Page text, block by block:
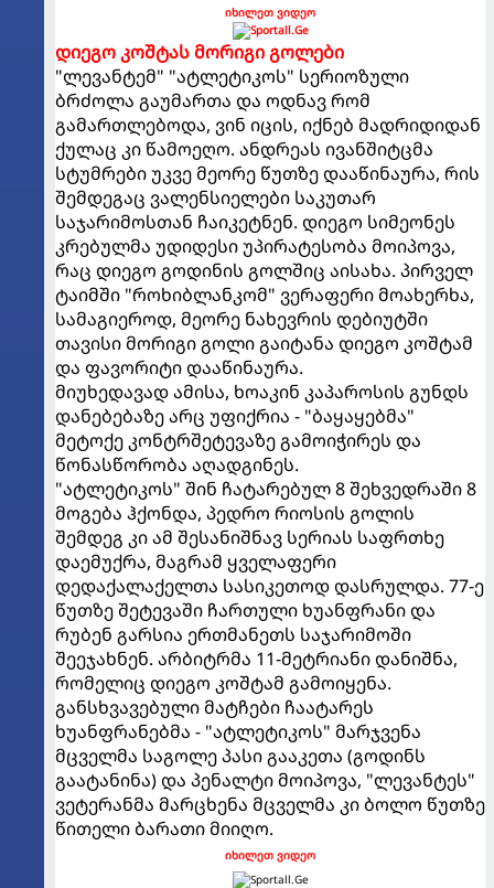
იხილეთ ვიდეო
დიეგო კოშტას მორიგი გოლები
"ლევანტემ" "ატლეტიკოს" სერიოზული
ბრძოლა გაუმართა და ოდნავ რომ
გამართლებოდა, ვინ იცის, იქნებ მადრიდიდან
ქულაც კი წამოეღო. ანდრეას ივანშიტცმა
სტუმრები უკვე მეორე წუთზე დააწინაურა, რის
შემდეგაც ვალენსიელები საკუთარ
საჯარიმოსთან ჩაიკეტნენ. დიეგო სიმეონეს
კრებულმა უდიდესი უპირატესობა მოიპოვა,
რაც დიეგო გოდინის გოლშიც აისახა. პირველ
ტაიმში "როხიბლანკომ" ვერაფერი მოახერხა,
სამაგიეროდ, მეორე ნახევრის დებიუტში
თავისი მორიგი გოლი გაიტანა დიეგო კოშტამ
და ფავორიტი დააწინაურა.
მიუხედავად ამისა, ხოაკინ კაპაროსის გუნდს
დანებებაზე არც უფიქრია - "ბაყაყებმა"
მეტოქე კონტრშეტევაზე გამოიჭირეს და
წონასწორობა აღადგინეს.
"ატლეტიკოს" შინ ჩატარებულ 8 შეხვედრაში 8
მოგება ჰქონდა, პედრო რიოსის გოლის
შემდეგ კი ამ შესანიშნავ სერიას საფრთხე
დაემუქრა, მაგრამ ყველაფერი
დედაქალაქელთა სასიკეთოდ დასრულდა. 77-ე
წუთზე შეტევაში ჩართული ხუანფრანი და
რუბენ გარსია ერთმანეთს საჯარიმოში
შეეჯახნენ. არბიტრმა 11-მეტრიანი დანიშნა,
რომელიც დიეგო კოშტამ გამოიყენა.
განსხვავებული მატჩები ჩაატარეს
ხუანფრანებმა - "ატლეტიკოს" მარჯვენა
მცველმა საგოლე პასი გააკეთა (გოდინს
გაატანინა) და პენალტი მოიპოვა, "ლევანტეს"
ვეტერანმა მარცხენა მცველმა კი ბოლო წუთზე
წითელი ბარათი მიიღო.
იხილეთ ვიდეო